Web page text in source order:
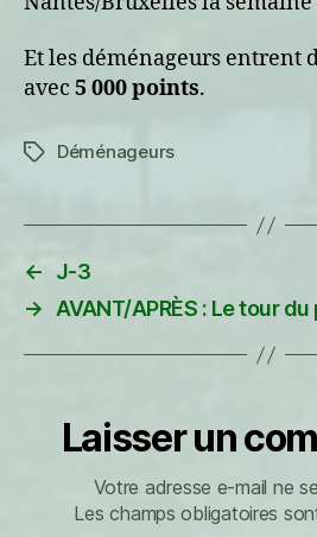
Et les déménageurs entrent
avec 5 000 points.
Étiquettes
Déménageurs
←
J-3
→
AVANT/APRÈS : Le tour
Laisser un
Votre adresse e-mail ne
Les champs obligatoires